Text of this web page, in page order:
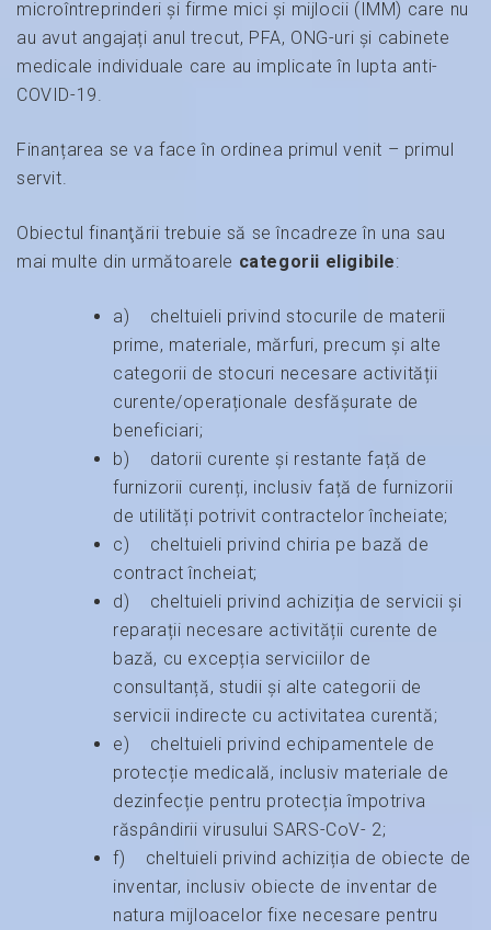
microîntreprinderi și firme mici și mijlocii (IMM) care nu
au avut angajați anul trecut, PFA, ONG-uri și cabinete
medicale individuale care au implicate în lupta anti-
COVID-19.
Finanțarea se va face în ordinea primul venit – primul
servit.
Obiectul finanţării trebuie să se încadreze în una sau
mai multe din următoarele categorii eligibile:
a) cheltuieli privind stocurile de materii
prime, materiale, mărfuri, precum și alte
categorii de stocuri necesare activității
curente/operaționale desfășurate de
beneficiari;
b) datorii curente și restante față de
furnizorii curenți, inclusiv față de furnizorii
de utilități potrivit contractelor încheiate;
c) cheltuieli privind chiria pe bază de
contract încheiat;
d) cheltuieli privind achiziția de servicii și
reparații necesare activității curente de
bază, cu excepția serviciilor de
consultanță, studii și alte categorii de
servicii indirecte cu activitatea curentă;
e) cheltuieli privind echipamentele de
protecție medicală, inclusiv materiale de
dezinfecție pentru protecția împotriva
răspândirii virusului SARS-CoV- 2;
f) cheltuieli privind achiziția de obiecte de
inventar, inclusiv obiecte de inventar de
natura mijloacelor fixe necesare pentru